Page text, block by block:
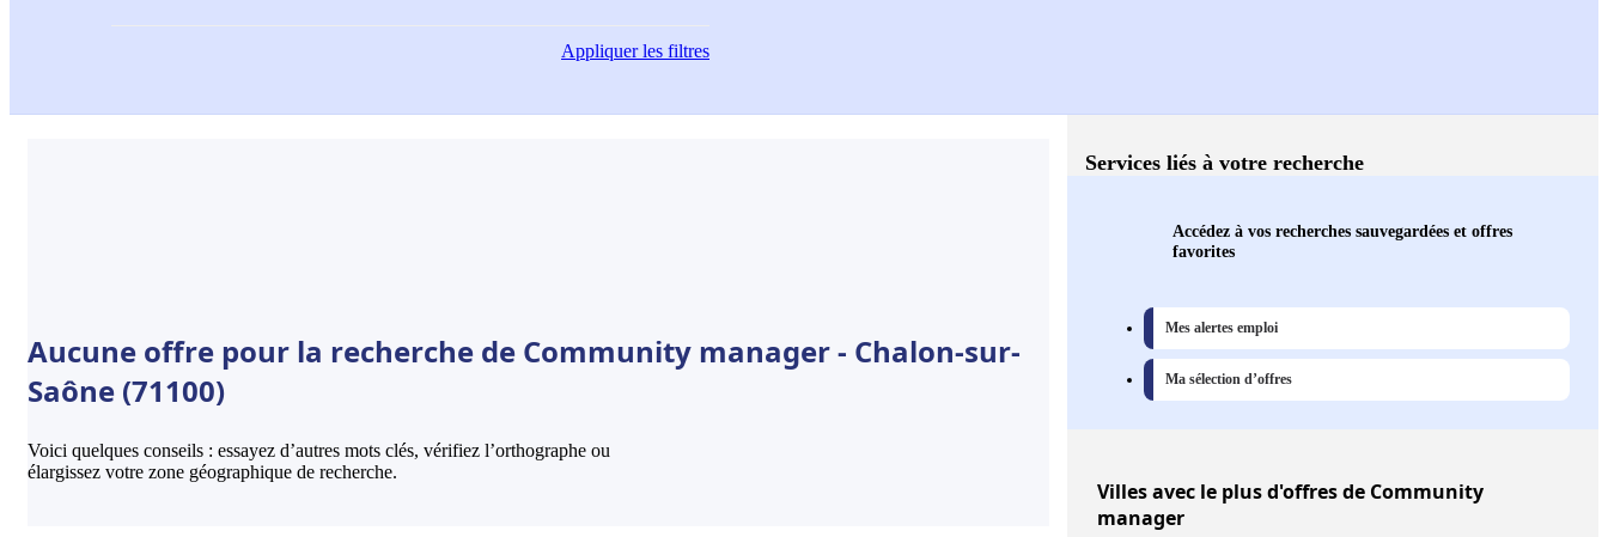
Appliquerles filtres
Aucune offre pour la recherche de Community manager - Chalon-sur-
Saône (71100)
Voici quelques conseils : essayez d’autres mots clés, vérifiez l’orthographe ou
élargissez votre zone géographique de recherche.
Services liés à votre recherche
Accédez à vos recherches sauvegardées et offres
favorites
Mes alertes emploi
Ma sélection d’offres
Villesavec le plus d'offres de Community
manager